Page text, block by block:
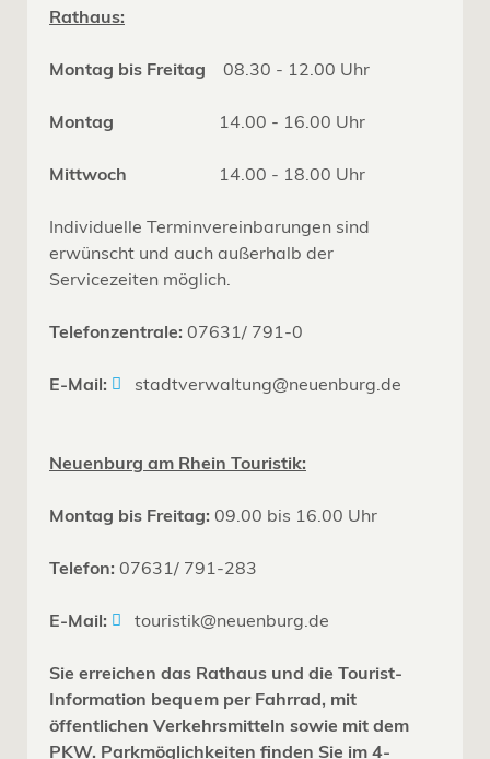
Rathaus:
Montag bis Freitag 08.30 - 12.00 Uhr
Montag 14.00 - 16.00 Uhr
Mittwoch 14.00 - 18.00 Uhr
Individuelle Terminvereinbarungen sind
erwünscht und auch außerhalb der
Servicezeiten möglich.
Telefonzentrale: 07631/ 791-0
E-Mail: stadtverwaltung@neuenburg.de
Neuenburg am Rhein Touristik:
Montag bis Freitag: 09.00 bis 16.00 Uhr
Telefon: 07631/ 791-283
E-Mail: touristik@neuenburg.de
Sie erreichen das Rathaus und die Tourist-
Information bequem per Fahrrad, mit
öffentlichen Verkehrsmitteln sowie mit dem
PKW. Parkmöglichkeiten finden Sie im 4-